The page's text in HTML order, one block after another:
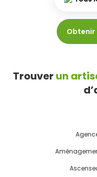
Obtenir
Trouver un